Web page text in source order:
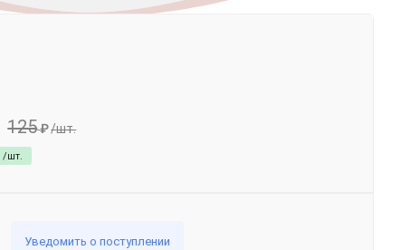
125₽/шт.
/шт.
Уведомить о поступлении